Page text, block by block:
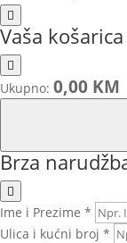
Vaša košarica
Ukupno: 0,00 KM
Brza
Ime i Prezime *
Ulica i kućni broj *